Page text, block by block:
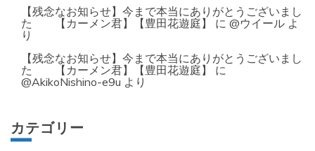
【残念なお知らせ】今まで本当にありがとうございまし
た 【カーメン君】【豊田花遊庭】
に @ウイール よ
り
【残念なお知らせ】今まで本当にありがとうございまし
た 【カーメン君】【豊田花遊庭】
に
@AkikoNishino-e9u より
カテゴリー